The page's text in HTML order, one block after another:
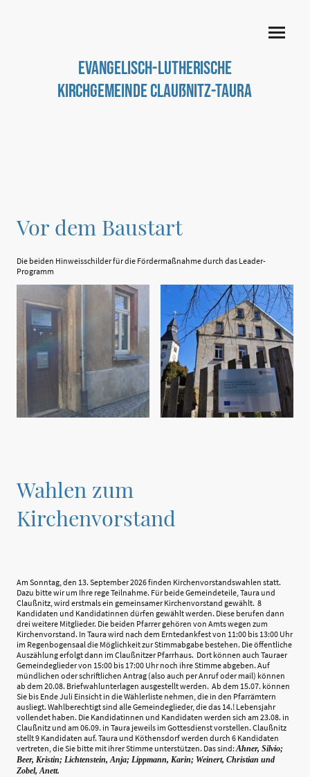
Evangelisch-Lutherische
Kirchgemeinde Claußnitz-Taura
Vor dem Baustart
Die beiden Hinweisschilder für die Fördermaßnahme durch das Leader-
Programm
Wahlen zum
Kirchenvorstand
Am Sonntag, den 13. September 2026 finden Kirchenvorstandswahlen statt.
Dazu bitte wir um Ihre rege Teilnahme. Für beide Gemeindeteile, Taura und
Claußnitz, wird erstmals ein gemeinsamer Kirchenvorstand gewählt. 8
Kandidaten und Kandidatinnen dürfen gewählt werden. Diese berufen dann
drei weitere Mitglieder. Die beiden Pfarrer gehören von Amts wegen zum
Kirchenvorstand. In Taura wird nach dem Erntedankfest von 11:00 bis 13:00 Uhr
im Regenbogensaal die Möglichkeit zur Stimmabgabe bestehen. Die öffentliche
Auszählung erfolgt dann im Claußnitzer Pfarrhaus. Dort können auch Tauraer
Gemeindeglieder von 15:00 bis 17:00 Uhr noch ihre Stimme abgeben. Auf
mündlichen oder schriftlichen Antrag (also auch per Anruf oder mail) können
ab dem 20.08. Briefwahlunterlagen ausgestellt werden. Ab dem 15.07. können
Sie bis Ende Juli Einsicht in die Wählerliste nehmen, die in den Pfarrämtern
ausliegt. Wahlberechtigt sind alle Gemeindeglieder, die das 14.! Lebensjahr
vollendet haben. Die Kandidatinnen und Kandidaten werden sich am 23.08. in
Claußnitz und am 06.09. in Taura jeweils im Gottesdienst vorstellen. Claußnitz
stellt 9 Kandidaten auf. Taura und Köthensdorf werden durch 6 Kandidaten
vertreten, die Sie bitte mit ihrer Stimme unterstützen. Das sind:Ahner, Silvio;
Beer, Kristin; Lichtenstein, Anja; Lippmann, Karin; Weinert, Christian und
Zobel, Anett.